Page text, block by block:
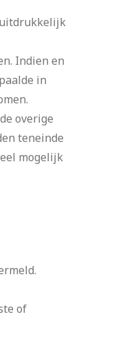
Indien en
in
overige
teneinde
mogelijk
of